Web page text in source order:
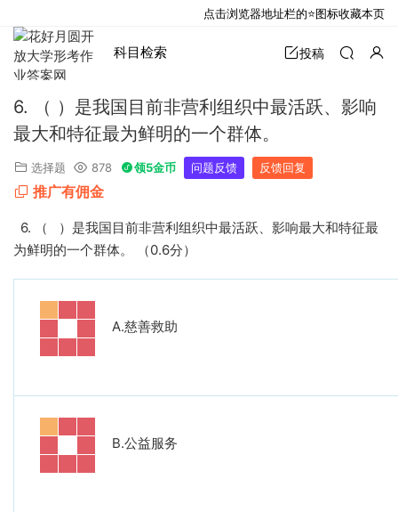
科目检索 投稿
6. （ ）是我国目前非营利组织中最活跃、影响
最大和特征最为鲜明的一个群体。
选择题 878 领5金币 问题反馈 反馈回复
推广有佣金
6. （
）是我国目前非营利组织中最活跃、影响最大和特征最
为鲜明的一个群体。
（0.6分）
A.慈善救助
B.公益服务
点击浏览器地址栏的⭐图标收藏本页